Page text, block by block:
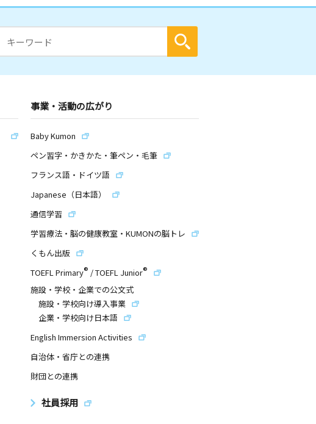
事業・活動の広がり
Baby Kumon
ペン習字・かきかた・筆ペン・毛筆
フランス語・ドイツ語
Japanese（日本語）
通信学習
学習療法・脳の健康教室・KUMONの脳トレ
くもん出版
TOEFL Primary® /TOEFL Junior®
施設・学校・企業での公文式
施設・学校向け導入事業
企業・学校向け日本語
English Immersion Activities
自治体・省庁との連携
財団との連携
社員採用